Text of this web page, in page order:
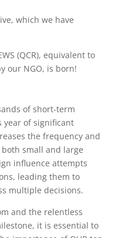
which we have
(QCR), equivalent to
our NGO, is born!
of short-term
year of significant
the frequency and
small and large
influence attempts
leading them to
multiple decisions.
and the relentless
it is essential to